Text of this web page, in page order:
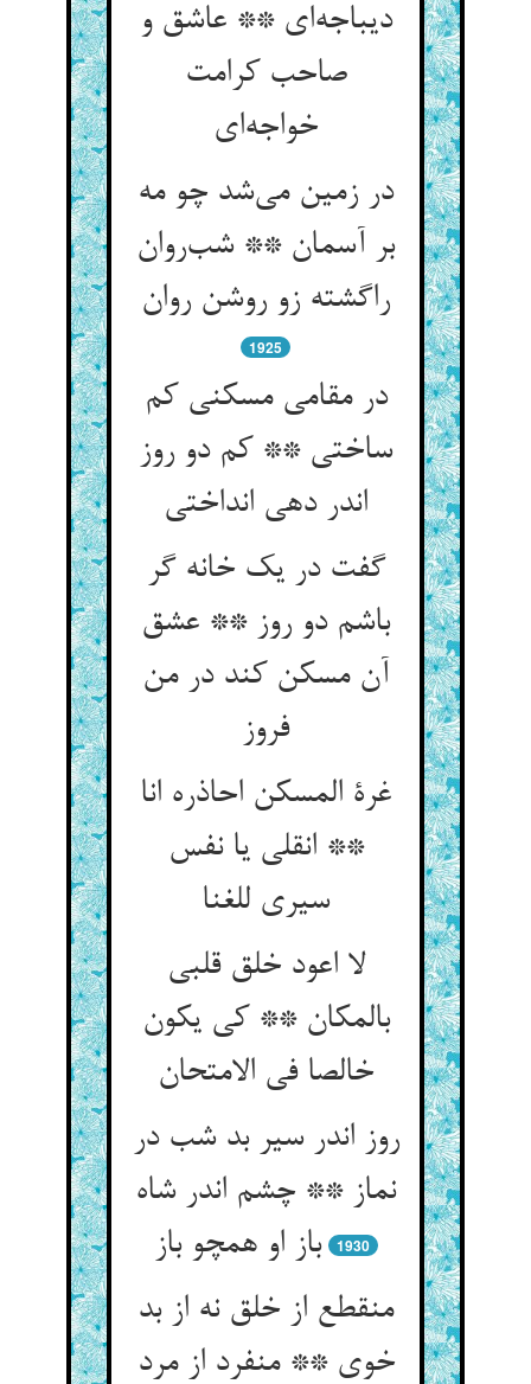
دیباجه‌ای ** عاشق و
صاحب کرامت
خواجه‌ای
در زمین می‌شد چو مه
بر آسمان ** شب‌روان
راگشته زو روشن روان
1925
در مقامی مسکنی کم
ساختی ** کم دو روز
اندر دهی انداختی
گفت در یک خانه گر
باشم دو روز ** عشق
آن مسکن کند در من
فروز
غرة المسکن احاذره انا
** انقلی یا نفس
سیری للغنا
لا اعود خلق قلبی
بالمکان ** کی یکون
خالصا فی الامتحان
روز اندر سیر بد شب در
نماز ** چشم اندر شاه
باز او همچو باز
1930
منقطع از خلق نه از بد
خوی ** منفرد از مرد